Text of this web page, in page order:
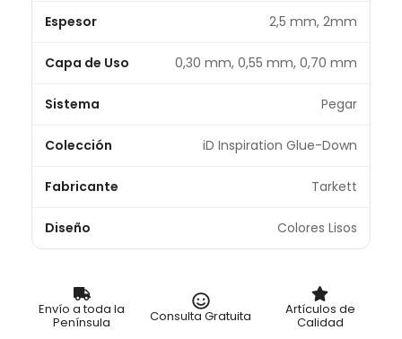
Espesor 2,5 mm, 2mm
Capa de Uso 0,30 mm, 0,55 mm, 0,70 mm
Sistema Pegar
Colección iD Inspiration Glue-Down
Fabricante Tarkett
Diseño Colores Lisos
Envío a toda la
Península Consulta Gratuita Artículos de
Calidad